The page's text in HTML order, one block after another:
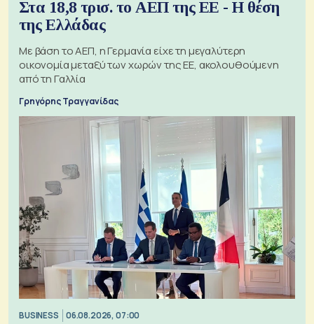
Στα 18,8 τρισ. το ΑΕΠ της ΕΕ - Η θέση
της Ελλάδας
Με βάση το ΑΕΠ, η Γερμανία είχε τη μεγαλύτερη
οικονομία μεταξύ των χωρών της ΕΕ, ακολουθούμενη
από τη Γαλλία
Γρηγόρης Τραγγανίδας
BUSINESS 06.08.2026, 07:00